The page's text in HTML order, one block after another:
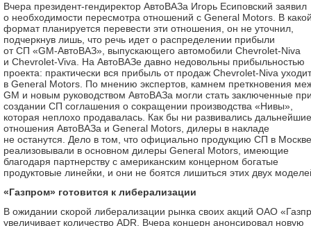
Вчера президент-гендиректор АвтоВАЗа Игорь Есиповский заявил
о необходимости пересмотра отношений с General Motors. В
формат планируется перевести эти отношения, он не уточнил,
подчеркнув лишь, что речь идет о распределении прибыли
от СП «GM-АвтоВАЗ», выпускающего автомобили Chevrolet-Niva
и Chevrolet-Viva. На АвтоВАЗе давно недовольны прибыльностью
проекта: практически вся прибыль от продаж Chevrolet-Niva уходит
в General Motors. По мнению экспертов, камнем преткновения
GM и новым руководством АвтоВАЗа могли стать заключенные
создании СП соглашения о сокращении производства «Нивы»,
которая неплохо продавалась. Как бы ни развивались дальнейшие
отношения АвтоВАЗа и General Motors, дилеры в накладе
не останутся. Дело в том, что официально продукцию СП в Москве
реализовывали в основном дилеры General Motors, имеющие
благодаря партнерству с американским концерном богатые
продуктовые линейки, и они не боятся лишиться этих двух
«Газпром» готовится к либерализации
В ожидании скорой либерализации рынка своих акций ОАО
увеличивает количество ADR. Вчера концерн анонсировал новую